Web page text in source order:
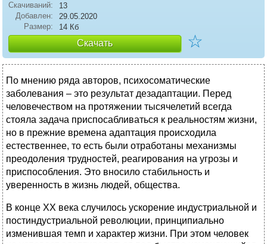
Скачиваний:
13
Добавлен:
29.05.2020
Размер:
14 Кб
Скачать ☆
По мнению ряда авторов, психосоматические
заболевания – это результат дезадаптации. Перед
человечеством на протяжении тысячелетий всегда
стояла задача приспосабливаться к реальностям жизни,
но в прежние времена адаптация происходила
естественнее, то есть были отработаны механизмы
преодоления трудностей, реагирования на угрозы и
приспособления. Это вносило стабильность и
уверенность в жизнь людей, общества.
В конце XX века случилось ускорение индустриальной и
постиндустриальной революции, принципиально
изменившая темп и характер жизни. При этом человек